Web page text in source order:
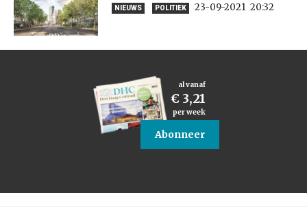
NIEUWS POLITIEK 23-09-2021 20:32
al vanaf
€ 3,21
per week
Abonneer